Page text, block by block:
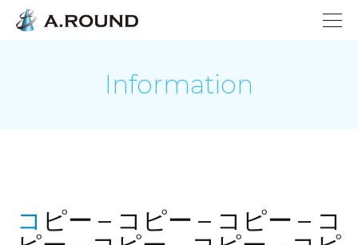
Information
コピー – コピー – コピー – コ